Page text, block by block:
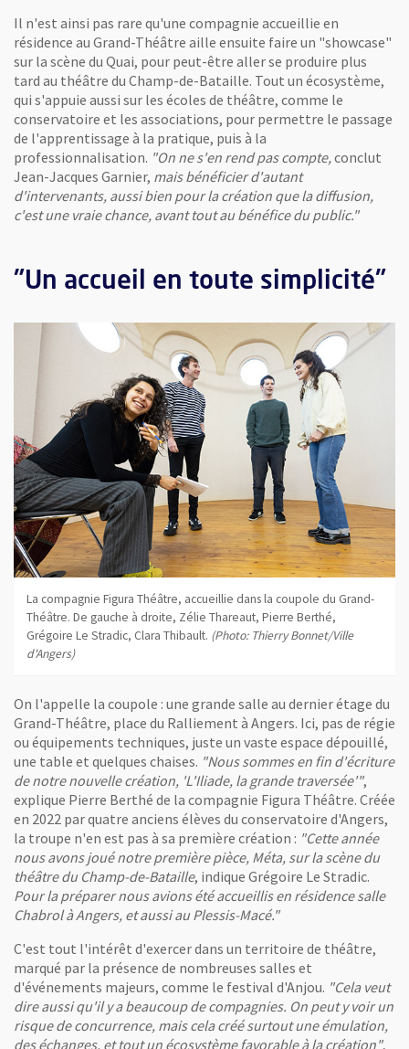
Il n'est ainsi pas rare qu'une compagnie accueillie en
résidence au Grand-Théâtre aille ensuite faire un "showcase"
sur la scène du Quai, pour peut-être aller se produire plus
tard au théâtre du Champ-de-Bataille. Tout un écosystème,
qui s'appuie aussi sur les écoles de théâtre, comme le
conservatoire et les associations, pour permettre le passage
de l'apprentissage à la pratique, puis à la
professionnalisation. "On ne s'en rend pas compte,conclut
Jean-Jacques Garnier, mais bénéficier d'autant
d'intervenants, aussi bien pour la création que la diffusion,
c'est une vraie chance, avant tout au bénéfice du public."
"Un accueil en toute simplicité"
La compagnie Figura Théâtre, accueillie dans la coupole du Grand-
Théâtre. De gauche à droite, Zélie Thareaut, Pierre Berthé,
Grégoire Le Stradic, Clara Thibault. (Photo: Thierry Bonnet/Ville
d'Angers)
On l'appelle la coupole : une grande salle au dernier étage du
Grand-Théâtre, place du Ralliement à Angers. Ici, pas de régie
ou équipements techniques, juste un vaste espace dépouillé,
une table et quelques chaises. "Nous sommes en fin d'écriture
de notre nouvelle création, 'L'Iliade, la grande traversée'",
explique Pierre Berthé de la compagnie Figura Théâtre. Créée
en 2022 par quatre anciens élèves du conservatoire d'Angers,
la troupe n'en est pas à sa première création : "Cette année
nous avons joué notre première pièce, Méta, sur la scène du
théâtre du Champ-de-Bataille, indique Grégoire Le Stradic.
Pour la préparer nous avions été accueillis en résidence salle
Chabrol à Angers, et aussi au Plessis-Macé."
C'est tout l'intérêt d'exercer dans un territoire de théâtre,
marqué par la présence de nombreuses salles et
d'événements majeurs, comme le festival d'Anjou. "Cela veut
dire aussi qu'il y a beaucoup de compagnies. On peut y voir un
risque de concurrence, mais cela créé surtout une émulation,
des échanges, et tout un écosystème favorable à la création",